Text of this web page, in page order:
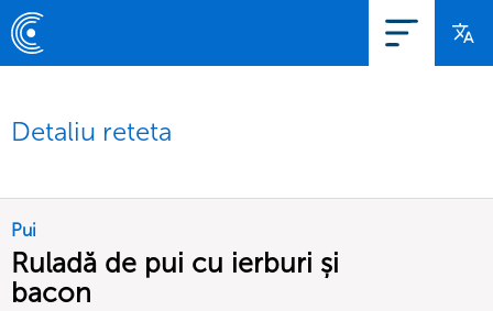
Detaliu reteta
Pui
Ruladă de pui cu ierburi și
bacon